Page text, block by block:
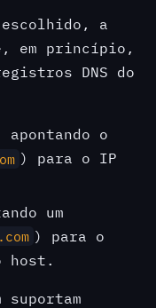
a
em princípio,
DNS do
apontando o
) para o IP
um
) para o
host.
suportam